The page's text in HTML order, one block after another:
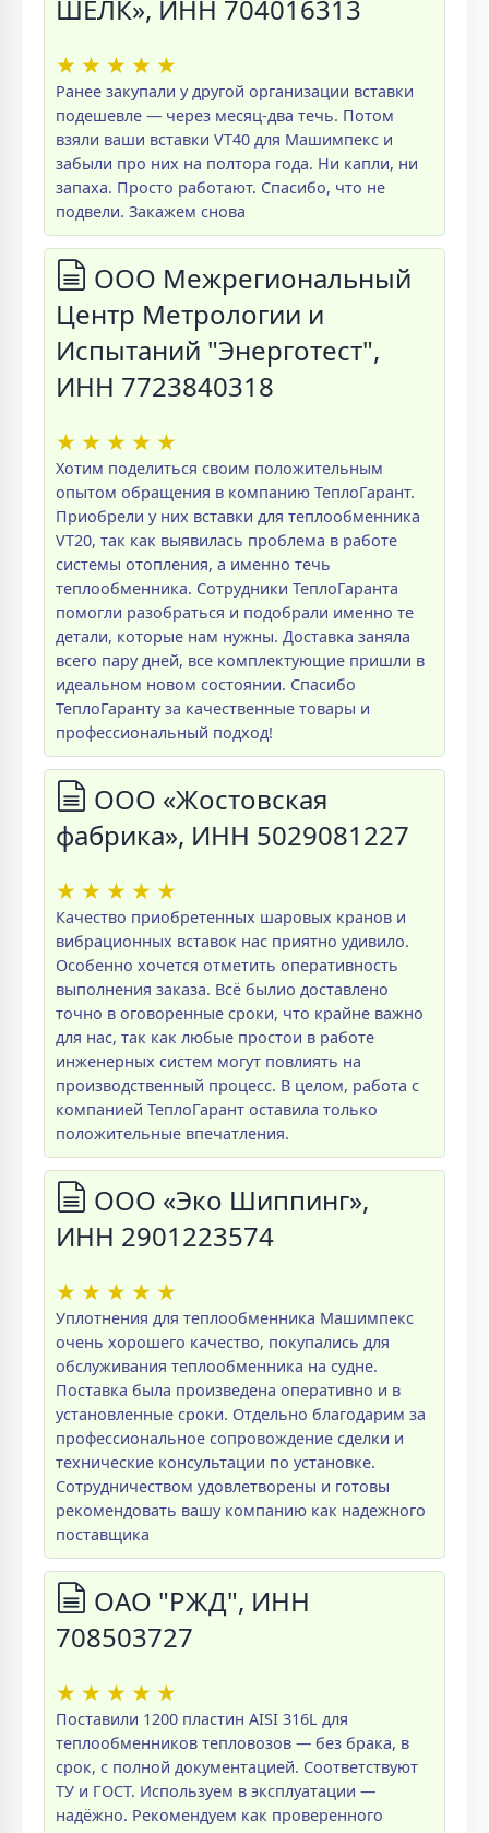
ШЕЛК», ИНН 704016313
★ ★ ★ ★ ★
Ранее закупали у другой организации вставки
подешевле — через месяц-два течь. Потом
взяли ваши вставки VT40 для Машимпекс и
забыли про них на полтора года. Ни капли, ни
запаха. Просто работают. Спасибо, что не
подвели. Закажем снова
ООО Межрегиональный
Центр Метрологии и
Испытаний "Энерготест",
ИНН 7723840318
★ ★ ★ ★ ★
Хотим поделиться своим положительным
опытом обращения в компанию ТеплоГарант.
Приобрели у них вставки для теплообменника
VT20, так как выявилась проблема в работе
системы отопления, а именно течь
теплообменника. Сотрудники ТеплоГаранта
помогли разобраться и подобрали именно те
детали, которые нам нужны. Доставка заняла
всего пару дней, все комплектующие пришли в
идеальном новом состоянии. Спасибо
ТеплоГаранту за качественные товары и
профессиональный подход!
ООО «Жостовская
фабрика», ИНН 5029081227
★ ★ ★ ★ ★
Качество приобретенных шаровых кранов и
вибрационных вставок нас приятно удивило.
Особенно хочется отметить оперативность
выполнения заказа. Всё былио доставлено
точно в оговоренные сроки, что крайне важно
для нас, так как любые простои в работе
инженерных систем могут повлиять на
производственный процесс. В целом, работа с
компанией ТеплоГарант оставила только
положительные впечатления.
ООО «Эко Шиппинг»,
ИНН 2901223574
★ ★ ★ ★ ★
Уплотнения для теплообменника Машимпекс
очень хорошего качество, покупались для
обслуживания теплообменника на судне.
Поставка была произведена оперативно и в
установленные сроки. Отдельно благодарим за
профессиональное сопровождение сделки и
технические консультации по установке.
Сотрудничеством удовлетворены и готовы
рекомендовать вашу компанию как надежного
поставщика
ОАО "РЖД", ИНН
708503727
★ ★ ★ ★ ★
Поставили 1200 пластин AISI 316L для
теплообменников тепловозов — без брака, в
срок, с полной документацией. Соответствуют
ТУ и ГОСТ. Используем в эксплуатации —
надёжно. Рекомендуем как проверенного